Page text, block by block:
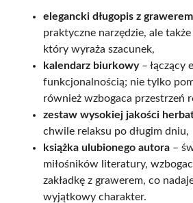
elegancki długopis z grawerem
praktyczne narzędzie, ale
który wyraża szacunek,
kalendarz biurkowy– łączący
funkcjonalnością; nie tylko
również wzbogaca przestrzeń
zestaw wysokiej jakości
chwile relaksu po długim dniu,
książka ulubionego autora –
miłośników literatury,
zakładkę z grawerem, co
wyjątkowy charakter.